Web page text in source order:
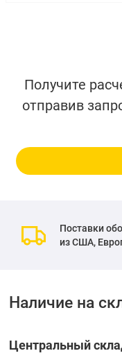
Получите
отправив
Поставки
из США,
Наличие на
Центральный